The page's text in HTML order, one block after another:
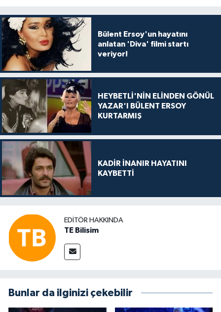
Bülent Ersoy'un hayatını
anlatan 'Diva' filmi startı
veriyor!
HEYBETLİ'NİN ELİNDEN GÖNÜL
YAZAR'I BÜLENT ERSOY
KURTARMIŞ
KADİR İNANIR HAYATINI
KAYBETTİ
EDITÖR HAKKINDA
TE Bilisim
Bunlar da ilginizi çekebilir